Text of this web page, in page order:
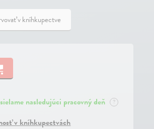
v kníhkupectve
nasledujúci pracovný deň ?
v kníhkupectvách